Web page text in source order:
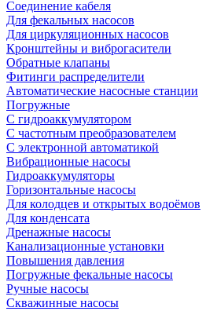
Соединение кабеля
Для фекальных насосов
Для циркуляционных насосов
Кронштейны и виброгасители
Обратные клапаны
Фитинги распределители
Автоматические насосные станции
Погружные
С гидроаккумулятором
С частотным преобразователем
С электронной автоматикой
Вибрационные насосы
Гидроаккумуляторы
Горизонтальные насосы
Для колодцев и открытых водоёмов
Для конденсата
Дренажные насосы
Канализационные установки
Повышения давления
Погружные фекальные насосы
Ручные насосы
Скважинные насосы